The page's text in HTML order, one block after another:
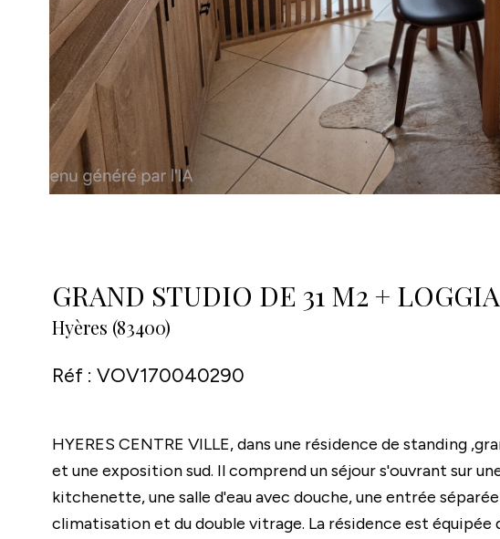
GRAND STUDIO DE 31 M2 + LOGGIA
Hyères (83400)
Réf : VOV170040290
HYERES CENTRE VILLE, dans une résidence de standing
et une exposition sud. Il comprend un séjour s'ouvrant sur
kitchenette, une salle d'eau avec douche, une entrée
climatisation et du double vitrage. La résidence est équipée